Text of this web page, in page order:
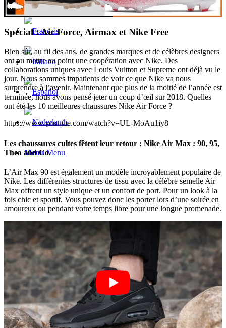
Menu Menu
Spécial : Air Force, Airmax et Nike Free
Bien sûr, au fil des ans, de grandes marques et de célèbres designers
ont pu mettre au point une coopération avec Nike. Des
collaborations uniques avec Louis Vuitton et Supreme ont déjà vu le
jour. Nous sommes impatients de voir ce que Nike va nous
surprendre à l’avenir. Maintenant que plus de la moitié de l’année est
terminée, nous avons pensé jeter un coup d’œil sur 2018. Quelles
ont été les 10 meilleures chaussures Nike Air Force ?
https://www.youtube.com/watch?v=UL-MoAu1iy8
Les chaussures cultes fêtent leur retour : Nike Air Max : 90, 95,
Thea and Co.
L’Air Max 90 est également un modèle incroyablement populaire de
Nike. Les différentes structures de tissu avec la célèbre semelle Air
Max offrent un style unique et un confort de port. Pour un look à la
fois chic et sportif. Vous pouvez donc les porter lors d’une soirée en
amoureux ou pendant votre temps libre pour une longue promenade.